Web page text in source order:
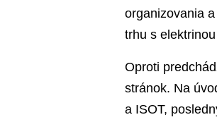
organizovania
trhu s
Oproti
stránok. Na
a ISOT,